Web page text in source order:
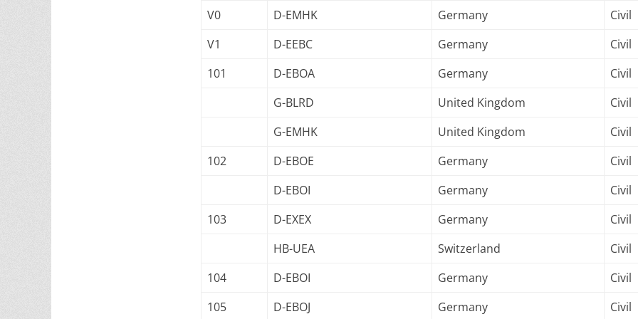
V0 D-EMHK Germany
Civil
V1
D-EEBC Germany
Civil
101
D-EBOA Germany
Civil
G-BLRD
United Kingdom
Civil
G-EMHK
United Kingdom
Civil
102
D-EBOE Germany
Civil
D-EBOI
Germany
Civil
103
D-EXEX Germany
Civil
HB-UEA
Switzerland
Civil
104
D-EBOI Germany
Civil
105
D-EBOJ Germany Civil